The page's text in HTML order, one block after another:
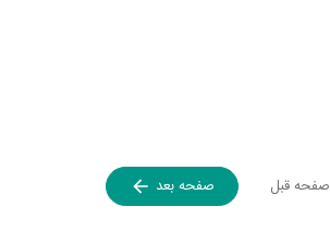
صفحه قبل صفحه بعد